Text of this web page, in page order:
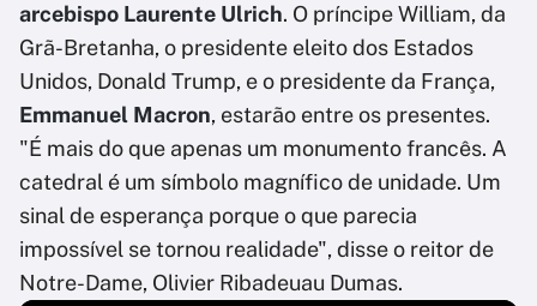
arcebispo Laurente Ulrich. O príncipe William, da
Grã-Bretanha, o presidente eleito dos Estados
Unidos, Donald Trump, e o presidente da França,
Emmanuel Macron, estarão entre os presentes.
"É mais do que apenas um monumento francês. A
catedral é um símbolo magnífico de unidade. Um
sinal de esperança porque o que parecia
impossível se tornou realidade", disse o reitor de
Notre-Dame, Olivier Ribadeuau Dumas.